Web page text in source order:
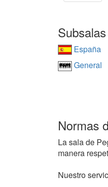
España
General
Normas
La sala de
manera
Nuestro